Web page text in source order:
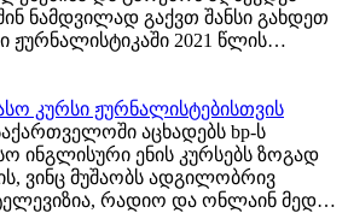
ნამდვილად გაქვთ შანსი გახდეთ
ჟურნალისტიკაში 2021 წლის
ფოტო, რომელიც
ასახავს...
კურსი ჟურნალისტებისთვის
აცხადებს bp-ს
ინგლისური ენის კურსებს ზოგად
ვინც მუშაობს ადგილობრივ
რადიო და ონლაინ მედია